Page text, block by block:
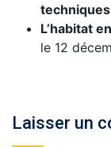
techniques
L’habitat
le 12
Laisser un